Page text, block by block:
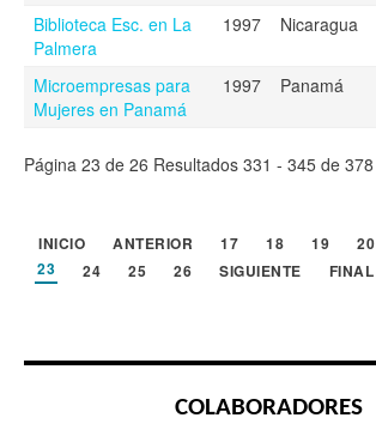
Biblioteca Esc. en La
Palmera
1997 Nicaragua
Microempresas para
Mujeres en Panamá
1997 Panamá
Página 23 de 26 Resultados 331 - 345 de 378
INICIO ANTERIOR 17 18 19 20
23
24 25 26 SIGUIENTE FINAL
COLABORADORES